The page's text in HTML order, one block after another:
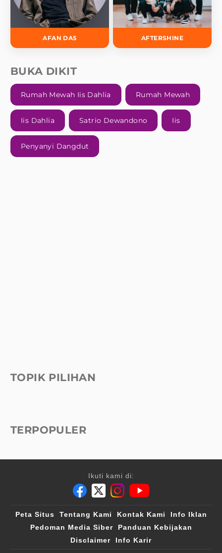
AFAN DA5 AFTERSHINE
BUKA DIKIT
Rumah Mewah Iis Dahlia Rumah Mewah
Iis Dahlia Satrio Dewandono Iis
Penyanyi Dangdut
TOPIK PILIHAN
TERPOPULER
Ikuti kami di:
Peta Situs Tentang Kami Kontak Kami
Info Iklan
Pedoman Media Siber
Panduan Kebijakan
Disclaimer
Info Karir